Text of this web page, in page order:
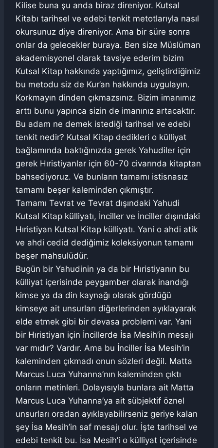
Kilise buna şu anda biraz direniyor. Kutsal
Kitabı tarihsel ve edebi tenkit metotlarıyla nasıl
okursunuz diye direniyor. Ama bir süre sonra
onlar da gelecekler buraya. Ben size Müslüman
akademisyonel olarak tavsiye ederim bizim
Kutsal Kitap hakkında yaptığımız, geliştirdiğimiz
bu metodu siz de Kur’an hakkında uygulayın.
Korkmayın dinden çıkmazsınız. Bizim imanımız
arttı bunu yapınca sizin de imanınız artacaktır.
Bu adam ne demek istediği tarihsel ve edebi
tenkit nedir? Kutsal Kitap dedikleri o külliyat
bağlamında baktığınızda gerek Yahudiler için
gerek Hıristiyanlar için 60-70 civarında kitaptan
bahsediyoruz. Ve bunların tamamı istisnasız
tamamı beşer kaleminden çıkmıştır.
Tamamı Tevrat ve Tevrat dışındaki Yahudi
Kutsal Kitap külliyatı, İnciller ve İnciller dışındaki
Hıristiyan Kutsal Kitap külliyatı. Yani o ahdi atik
ve ahdi cedid dediğimiz koleksiyonun tamamı
beşer mahsulüdür.
Bugün bir Yahudinin ya da bir Hıristiyanın bu
külliyat içerisinde peygamber olarak inandığı
kimse ya da din kaynağı olarak gördüğü
kimseye ait unsurları diğerlerinden ayıklayarak
elde etmek gibi bir devasa problemi var. Yani
bir Hıristiyan için İncillerde İsa Mesih’in mesajı
var mıdır? Vardır. Ama bu İnciller İsa Mesih’in
kaleminden çıkmadı onun sözleri değil. Matta
Marcus Luca Yuhanna’nın kaleminden çıktı
onların metinleri. Dolayısıyla bunlara ait Matta
Marcus Luca Yuhanna’ya ait sübjektif öznel
unsurları oradan ayıklayabilirseniz geriye kalan
şey İsa Mesih’in saf mesajı olur. İşte tarihsel ve
edebi tenkit bu. İsa Mesih’i o külliyat içerisinde